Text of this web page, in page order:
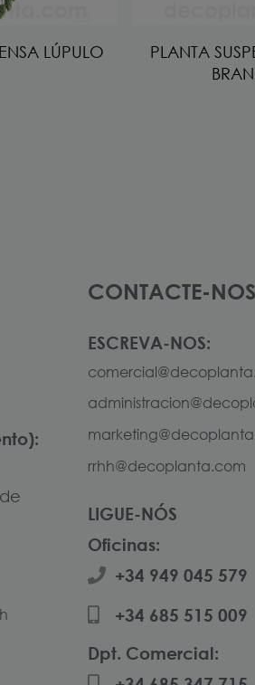
LÚPULO
PLANTA
CONTACTE-NOS
ESCREVA-NOS:
rrhh@decoplanta.com
LIGUE-NÓS
Oficinas:
+34 949 045 579
+34 685 515 009
Dpt. Comercial: